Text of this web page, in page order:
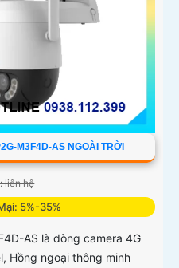
M3F4D-AS NGOÀI TRỜI
liên hệ
5%-35%
AS là dòng camera 4G
Hồng ngoại thông minh